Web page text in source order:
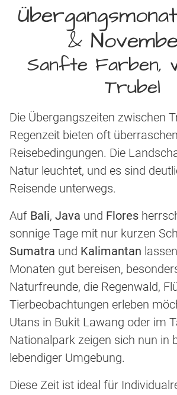
&
Sanfte Farben,
Trubel
Die Übergangszeiten zwischen
Regenzeit bieten oft
Reisebedingungen. Die
Natur leuchtet, und es sind
Reisende unterwegs.
Auf Bali, Java und Flores
sonnige Tage mit nur kurzen
Sumatra und Kalimantan
Monaten gut bereisen,
Naturfreunde, die Regenwald,
Tierbeobachtungen erleben
Utans in Bukit Lawang oder im
Nationalpark zeigen sich nun in
lebendiger Umgebung.
Diese Zeit ist ideal für